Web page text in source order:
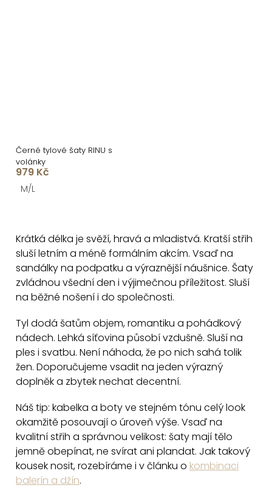
Černé tylové šaty RINU s
volánky
979 Kč
M/L
v
l
á
d
a
í
p
r
v
k
y
v
ý
p
i
Krátká délka je svěží, hravá a mladistvá. Kratší střih
sluší letním a méně formálním akcím. Vsaď na
sandálky na podpatku a výraznější náušnice. Šaty
zvládnou všední den i výjimečnou příležitost. Sluší
na běžné nošení i do společnosti.
Tyl dodá šatům objem, romantiku a pohádkový
nádech. Lehká síťovina působí vzdušně. Sluší na
ples i svatbu. Není náhoda, že po nich sahá tolik
žen. Doporučujeme vsadit na jeden výrazný
doplněk a zbytek nechat decentní.
Náš tip: kabelka a boty ve stejném tónu celý look
okamžitě posouvají o úroveň výše. Vsaď na
kvalitní střih a správnou velikost: šaty mají tělo
jemně obepínat, ne svírat ani plandat. Jak takový
kousek nosit, rozebíráme i v článku o kombinaci
balerín a džín.